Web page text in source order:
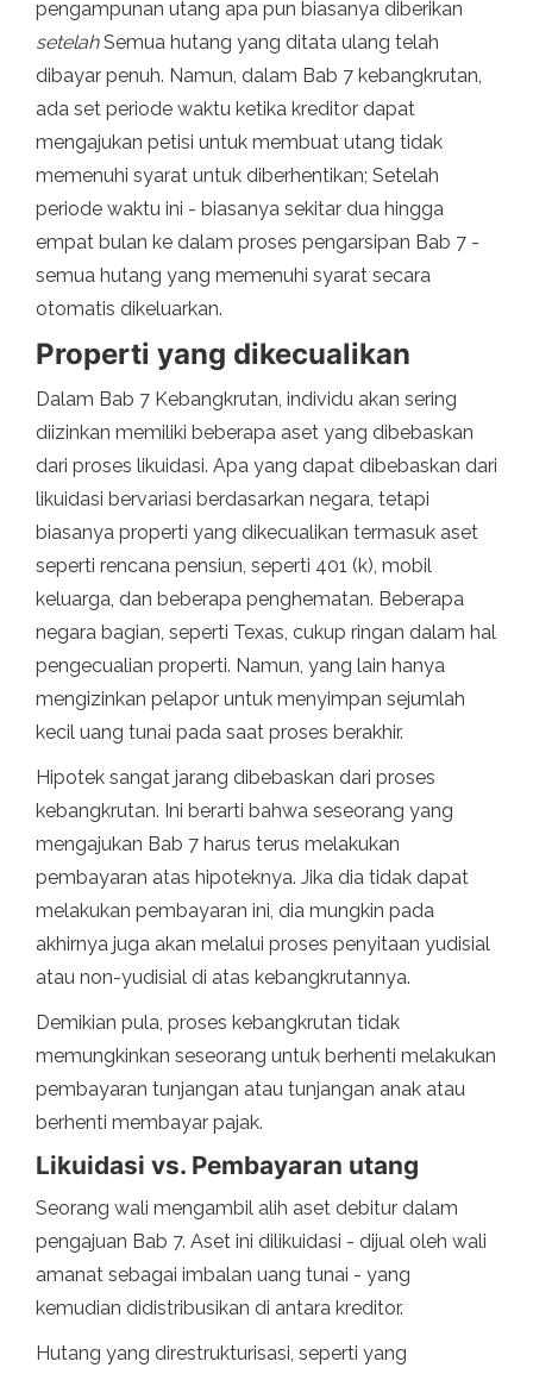
pengampunan utang apa pun biasanya diberikan
setelahSemua hutang yang ditata ulang telah
dibayar penuh. Namun, dalam Bab 7 kebangkrutan,
ada set periode waktu ketika kreditor dapat
mengajukan petisi untuk membuat utang tidak
memenuhi syarat untuk diberhentikan; Setelah
periode waktu ini - biasanya sekitar dua hingga
empat bulan ke dalam proses pengarsipan Bab 7 -
semua hutang yang memenuhi syarat secara
otomatis dikeluarkan.
Properti yang dikecualikan
Dalam Bab 7 Kebangkrutan, individu akan sering
diizinkan memiliki beberapa aset yang dibebaskan
dari proses likuidasi. Apa yang dapat dibebaskan dari
likuidasi bervariasi berdasarkan negara, tetapi
biasanya properti yang dikecualikan termasuk aset
seperti rencana pensiun, seperti 401 (k), mobil
keluarga, dan beberapa penghematan. Beberapa
negara bagian, seperti Texas, cukup ringan dalam hal
pengecualian properti. Namun, yang lain hanya
mengizinkan pelapor untuk menyimpan sejumlah
kecil uang tunai pada saat proses berakhir.
Hipotek sangat jarang dibebaskan dari proses
kebangkrutan. Ini berarti bahwa seseorang yang
mengajukan Bab 7 harus terus melakukan
pembayaran atas hipoteknya. Jika dia tidak dapat
melakukan pembayaran ini, dia mungkin pada
akhirnya juga akan melalui proses penyitaan yudisial
atau non-yudisial di atas kebangkrutannya.
Demikian pula, proses kebangkrutan tidak
memungkinkan seseorang untuk berhenti melakukan
pembayaran tunjangan atau tunjangan anak atau
berhenti membayar pajak.
Likuidasi vs. Pembayaran utang
Seorang wali mengambil alih aset debitur dalam
pengajuan Bab 7. Aset ini dilikuidasi - dijual oleh wali
amanat sebagai imbalan uang tunai - yang
kemudian didistribusikan di antara kreditor.
Hutang yang direstrukturisasi, seperti yang